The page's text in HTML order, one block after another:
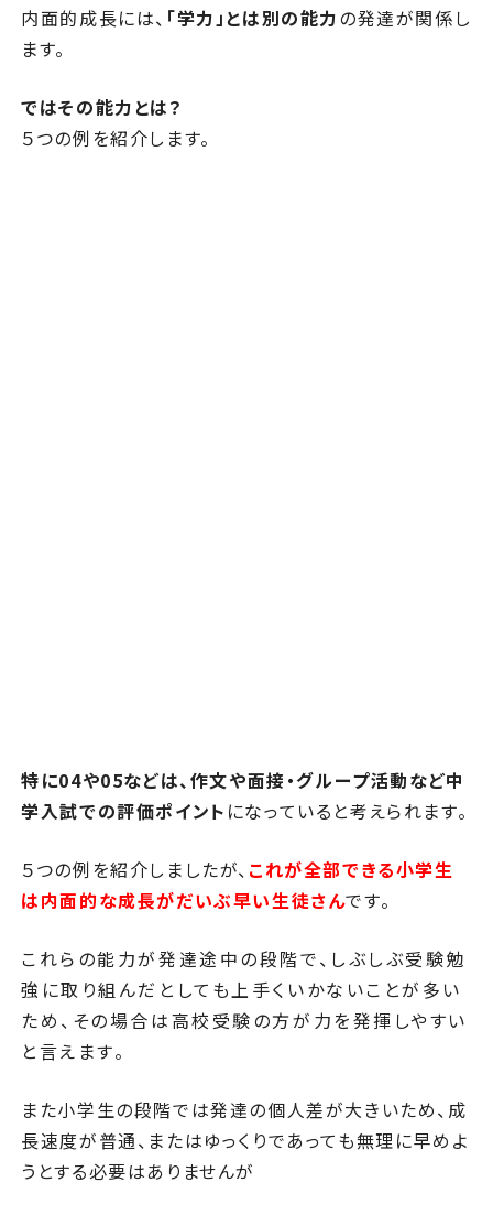
内面的成長には、 「学力」とは別の能力の発達が関係し
ます。
ではその能力とは？
５つの例を紹介します。
特に04や05などは、作文や面接・グループ活動など中
学入試での評価ポイント になっていると考えられます。
５つの例を紹介しましたが、 これが全部できる小学生
は内面的な成長がだいぶ早い生徒さんです。
これらの能力が発達途中の段階で、しぶしぶ受験勉
強に取り組んだとしても上手くいかないことが多い
ため、その場合は高校受験の方が力を発揮しやすい
と言えます。
また小学生の段階では発達の個人差が大きいため、成
長速度が普通、またはゆっくりであっても無理に早めよ
うとする必要はありませんが